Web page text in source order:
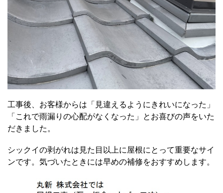
工事後、お客様からは「見違えるようにきれいになった」
「これで雨漏りの心配がなくなった」とお喜びの声をいた
だきました。
シックイの剥がれは見た目以上に屋根にとって重要なサイ
ンです。気づいたときには早めの補修をおすすめします。